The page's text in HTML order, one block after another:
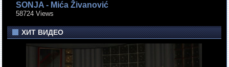
SONJA - Mića Živanović
58724 Views
ХИТ ВИДЕО